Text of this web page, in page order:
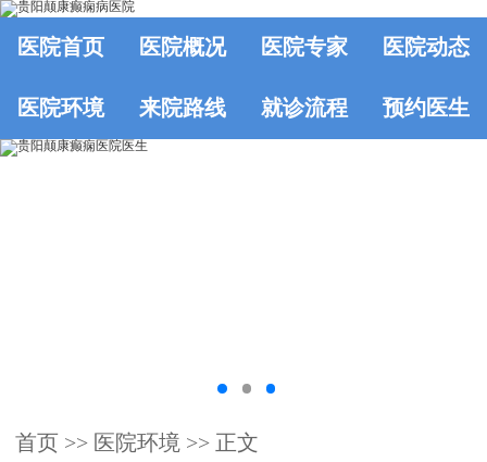
医院首页 医院概况 医院专家 医院动态
医院环境 来院路线 就诊流程 预约医生
首页 >> 医院环境 >> 正文